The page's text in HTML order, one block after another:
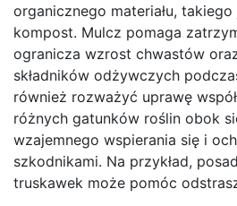
organicznego materiału, takiego
kompost. Mulcz pomaga
ogranicza wzrost chwastów
składników odżywczych
również rozważyć uprawę
różnych gatunków roślin obok
wzajemnego wspierania się i
szkodnikami. Na przykład,
truskawek może pomóc